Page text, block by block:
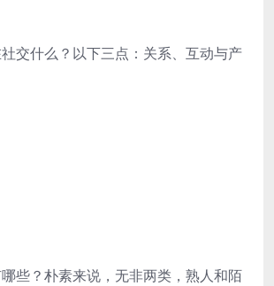
交什么？以下三点：关系、互动与产
些？朴素来说，无非两类，熟人和陌